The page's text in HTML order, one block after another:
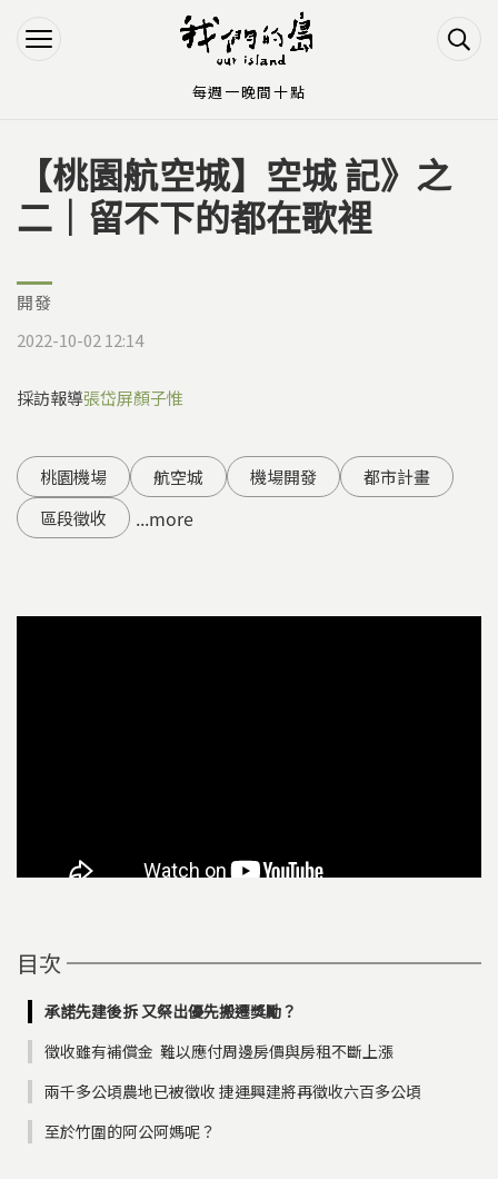
Jump to Navigation
Jump to Main content
您在這裡
【桃園航空城】空城 記》之
二｜留不下的都在歌裡
開發
2022-10-02 12:14
採訪報導張岱屏顏子惟
桃園機場 航空城 機場開發
都市計畫
區段徵收
...more
目次
承諾先建後拆 又祭出優先搬遷獎勵？
徵收雖有補償金 難以應付周邊房價與房租不斷上漲
兩千多公頃農地已被徵收 捷運興建將再徵收六百多公頃
至於竹圍的阿公阿媽呢？
每週一晚間十點